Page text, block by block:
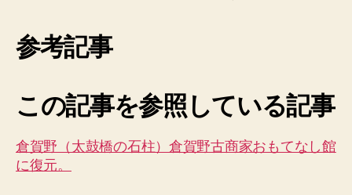
参考記事
この記事を参照している記事
倉賀野（太鼓橋の石柱）倉賀野古商家おもてなし館
に復元。